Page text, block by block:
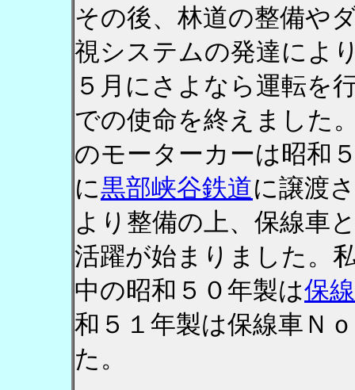
その後、林道の整備や
視システムの発達によ
５月にさよなら運転を
での使命を終えました
のモーターカーは昭和
に黒部峡谷鉄道に譲渡
より整備の上、保線車
活躍が始まりました。
中の昭和５０年製は保
和５１年製は保線車Ｎ
た。